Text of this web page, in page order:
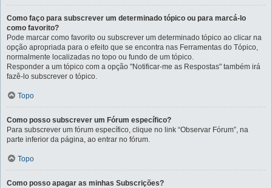
Como faço para subscrever um determinado tópico ou para marcá-lo
como favorito?
Pode marcar como favorito ou subscrever um determinado tópico ao clicar na
opção apropriada para o efeito que se encontra nas Ferramentas do Tópico,
normalmente localizadas no topo ou fundo de um tópico.
Responder a um tópico com a opção "Notificar-me as Respostas" também irá
fazê-lo subscrever o tópico.
Topo
Como posso subscrever um Fórum específico?
Para subscrever um fórum específico, clique no link “Observar Fórum”, na
parte inferior da página, ao entrar no fórum.
Topo
Como posso apagar as minhas Subscrições?